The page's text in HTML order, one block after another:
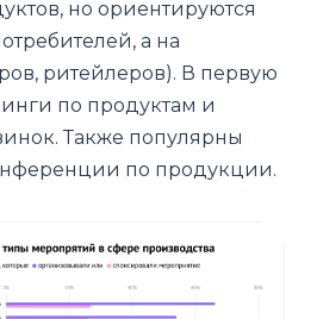
но ориентируются
а на
ритейлеров). В первую
по продуктам и
Также популярны
по продукции.